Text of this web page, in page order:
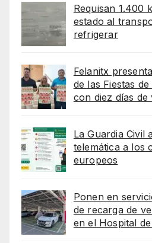
Requisan 1.400
estado al
refrigerar
Felanitx
de las Fiestas
con diez días de
La Guardia Civil
telemática a los
europeos
Ponen en
de recarga de
en el Hospital